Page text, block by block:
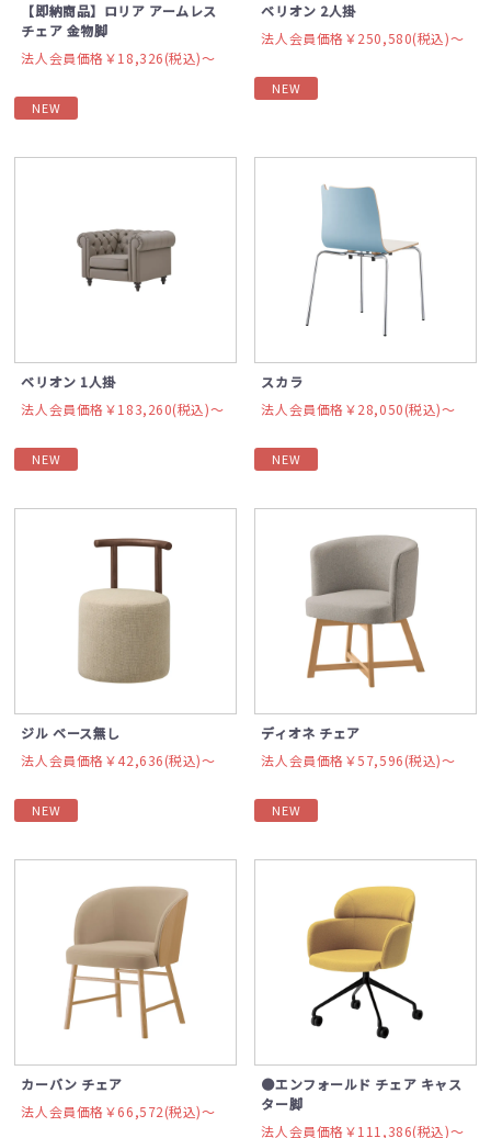
【即納商品】ロリア アームレス
チェア 金物脚
法人会員価格￥18,326(税込)〜
NEW
ベリオン 2人掛
法人会員価格￥250,580(税込)〜
NEW
ベリオン 1人掛
法人会員価格￥183,260(税込)〜
NEW
スカラ
法人会員価格￥28,050(税込)〜
NEW
ジル ベース無し
法人会員価格￥42,636(税込)〜
NEW
ディオネ チェア
法人会員価格￥57,596(税込)〜
NEW
カーバン チェア
法人会員価格￥66,572(税込)〜
●エンフォールド チェア キャス
ター脚
法人会員価格￥111,386(税込)〜